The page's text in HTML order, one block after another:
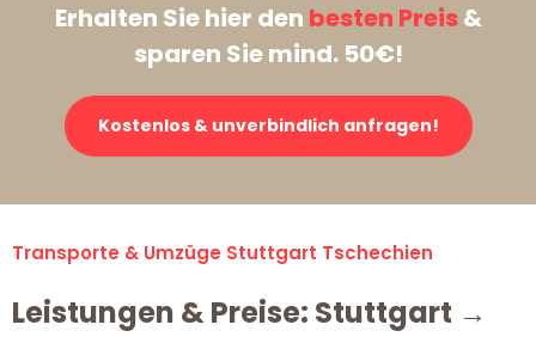
Erhalten Sie hier den besten Preis&
sparen Sie mind. 50€!
Kostenlos & unverbindlich anfragen!
Transporte & Umzüge Stuttgart Tschechien
Leistungen & Preise: Stuttgart →